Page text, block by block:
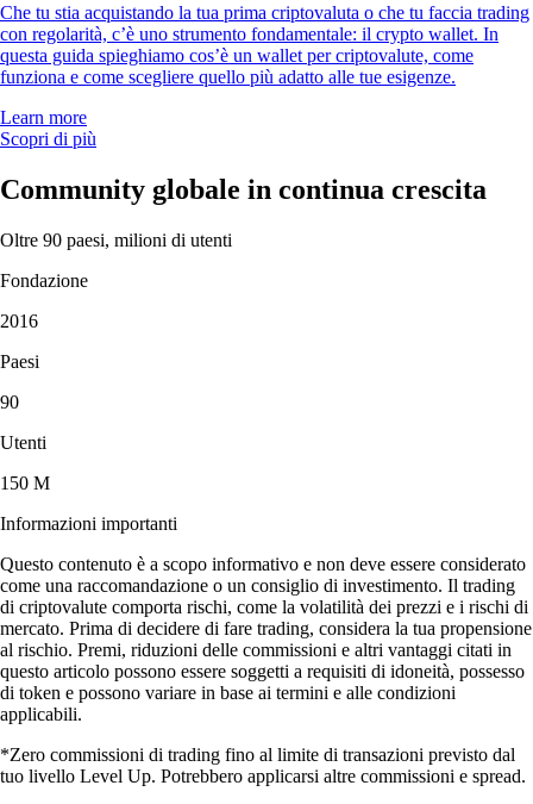
Che tu stia acquistando la tua prima criptovaluta o che tu faccia trading
con regolarità, c’è uno strumento fondamentale: il crypto wallet. In
questa guida spieghiamo cos’è un wallet per criptovalute, come
funziona e come scegliere quello più adatto alle tue esigenze.
Learn more
Scopri di più
Community globale in continua crescita
Oltre 90 paesi, milioni di utenti
Fondazione
2016
Paesi
90
Utenti
150 M
Informazioni importanti
Questo contenuto è a scopo informativo e non deve essere considerato
come una raccomandazione o un consiglio di investimento. Il trading
di criptovalute comporta rischi, come la volatilità dei prezzi e i rischi di
mercato. Prima di decidere di fare trading, considera la tua propensione
al rischio. Premi, riduzioni delle commissioni e altri vantaggi citati in
questo articolo possono essere soggetti a requisiti di idoneità, possesso
di token e possono variare in base ai termini e alle condizioni
applicabili.
*Zero commissioni di trading fino al limite di transazioni previsto dal
tuo livello Level Up. Potrebbero applicarsi altre commissioni e spread.